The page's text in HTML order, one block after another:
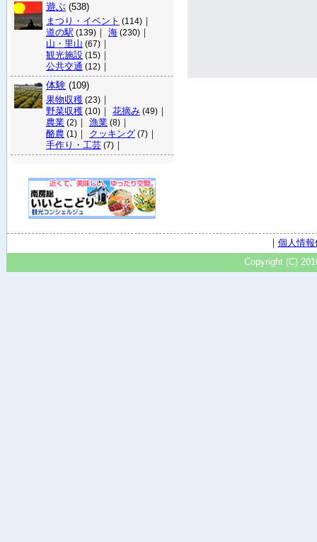
遊ぶ (538)
まつり・イベント (114) ｜
道の駅 (139) ｜ 海 (230) ｜
山・里山 (67) ｜
観光施設 (15) ｜
公共交通 (12) ｜
体験 (109)
果物収穫 (23) ｜
野菜収穫 (10) ｜ 花摘み (49) ｜
農業 (2) ｜ 漁業 (8) ｜
酪農 (1) ｜ クッキング (7) ｜
手作り・工芸 (7) ｜
｜ 個人情
Copyright (C)